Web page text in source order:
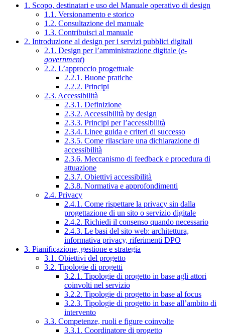
1. Scopo, destinatari e uso del Manuale operativo di design
1.1. Versionamento e storico
1.2. Consultazione del manuale
1.3. Contribuisci al manuale
2. Introduzione al design per i servizi pubblici digitali
2.1. Design per l’amministrazione digitale (e-
government)
2.2. L’approccio progettuale
2.2.1. Buone pratiche
2.2.2. Principi
2.3. Accessibilità
2.3.1. Definizione
2.3.2. Accessibilità by design
2.3.3. Principi per l’accessibilità
2.3.4. Linee guida e criteri di successo
2.3.5. Come rilasciare una dichiarazione di
accessibilità
2.3.6. Meccanismo di feedback e procedura di
attuazione
2.3.7. Obiettivi accessibilità
2.3.8. Normativa e approfondimenti
2.4. Privacy
2.4.1. Come rispettare la privacy sin dalla
progettazione di un sito o servizio digitale
2.4.2. Richiedi il consenso quando necessario
2.4.3. Le basi del sito web: architettura,
informativa privacy, riferimenti DPO
3. Pianificazione, gestione e strategia
3.1. Obiettivi del progetto
3.2. Tipologie di progetti
3.2.1. Tipologie di progetto in base agli attori
coinvolti nel servizio
3.2.2. Tipologie di progetto in base al focus
3.2.3. Tipologie di progetto in base all’ambito di
intervento
3.3. Competenze, ruoli e figure coinvolte
3.3.1. Coordinatore di progetto